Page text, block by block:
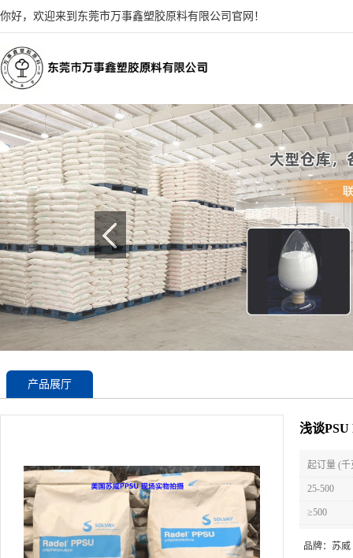
你好，欢迎来到东莞市万事鑫塑胶原料有限公司官网！
产品展厅
浅谈PSU
起订量 (千
25-500
≥500
品牌： 苏威